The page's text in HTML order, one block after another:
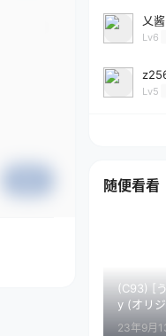
乂酱
Lv6
Lv5
随便看看
(C93) [
y (オリ
23年9月